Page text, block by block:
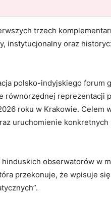
trzech
instytucjonalny oraz
polsko-indyjskiego forum
równorzędnej reprezentacji
roku w Krakowie. Celem
uruchomienie
obserwatorów w
przekonuje, że wpisuje